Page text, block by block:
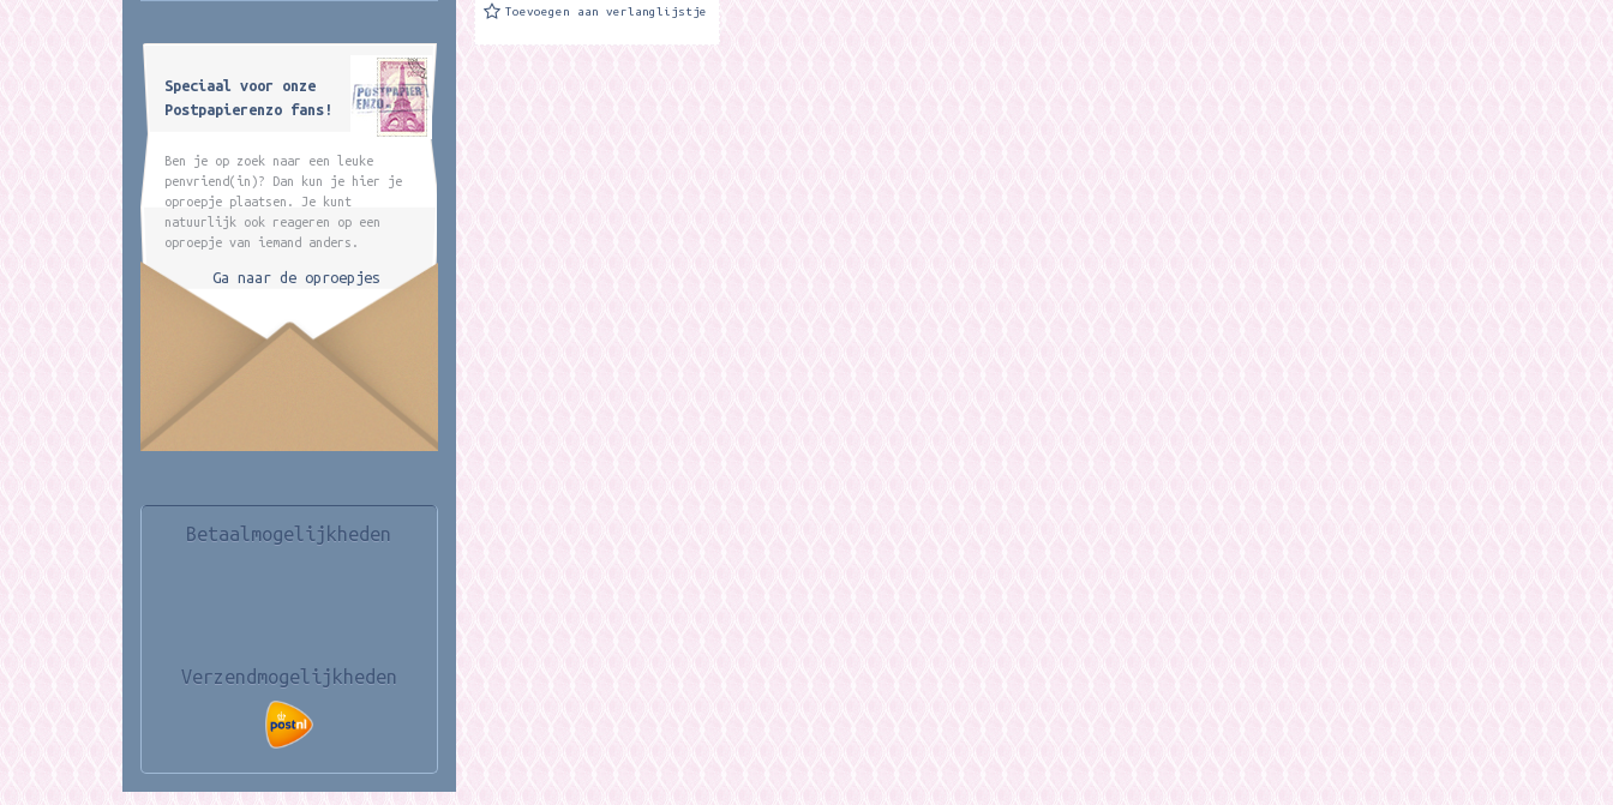
Toevoegen aan verlanglijstje
Speciaal voor onze
Postpapierenzo fans!
Ben je op zoek naar een leuke
penvriend(in)? Dan kun je hier je
oproepje plaatsen. Je kunt
natuurlijk ook reageren op een
oproepje van iemand anders.
Ga naar de oproepjes
Betaalmogelijkheden
Verzendmogelijkheden